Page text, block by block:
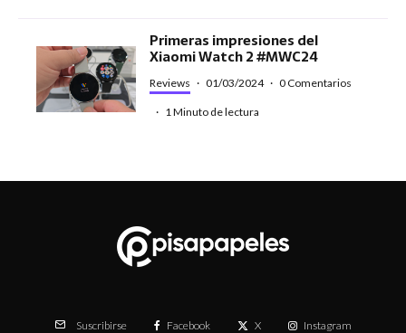
Primeras impresiones del
Xiaomi Watch 2 #MWC24
Reviews · 01/03/2024 · 0 Comentarios
· 1 Minuto de lectura
Suscribirse Facebook X Instagram